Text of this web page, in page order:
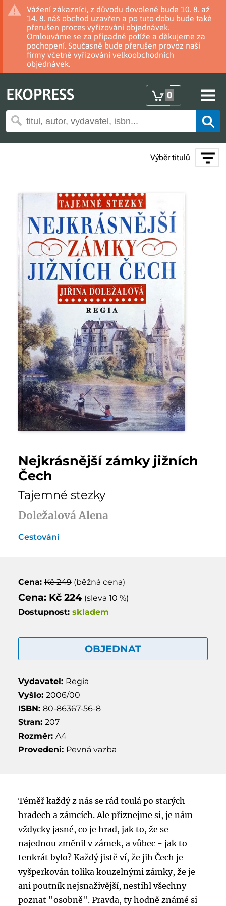
Vážení zákazníci, z důvodu dovolené bude 10. 8. až
14. 8. náš obchod uzavřen a po tuto dobu bude také
přerušen proces vyřizování objednávek.
Omlouváme se za případné potíže a děkujeme za
pochopení. Současně bude přerušen provoz naší
firmy včetně vyřizování velkoobchodních
objednávek.
EKOPRESS 0
Výběr titulů
Nejkrásnější zámky jižních
Čech
Tajemné stezky
Doležalová Alena
Cestování
Cena:Kč 249(běžná cena)
Cena: Kč 224 (sleva 10 %)
Dostupnost: skladem
OBJEDNAT
Vydavatel: Regia
Vyšlo: 2006/00
ISBN: 80-86367-56-8
Stran: 207
Rozměr: A4
Provedeni: Pevná vazba
Téměř každý z nás se rád toulá po starých
hradech a zámcích. Ale přiznejme si, je nám
vždycky jasné, co je hrad, jak to, že se
najednou změnil v zámek, a vůbec - jak to
tenkrát bylo? Každý jistě ví, že jih Čech je
vyšperkován tolika kouzelnými zámky, že je
ani poutník nejsnaživější, nestihl všechny
poznat "osobně". Pravda, ty hodně známé si